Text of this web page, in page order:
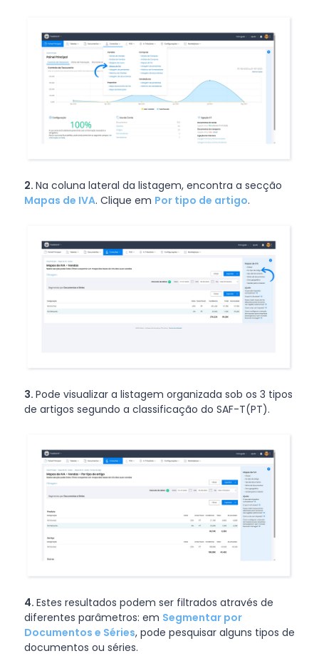
2. Na coluna lateral da listagem, encontra a secção
Mapas de IVA. Clique em Por tipo de artigo.
3. Pode visualizar a listagem organizada sob os 3 tipos
de artigos segundo a classificação do SAF-T(PT).
4. Estes resultados podem ser filtrados através de
diferentes parâmetros: em Segmentar por
Documentos e Séries, pode pesquisar alguns tipos de
documentos ou séries.